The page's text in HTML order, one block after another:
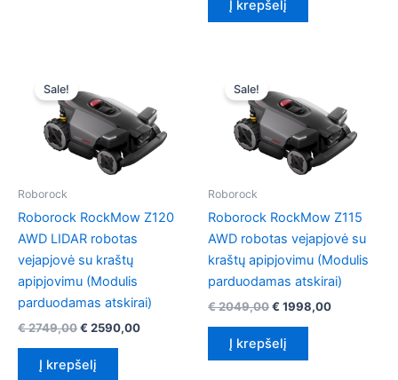
€ 3049,00.
Į krepšelį
Sale!
Roborock
Roborock RockMow Z120
AWD LIDAR robotas
vejapjovė su kraštų
apipjovimu (Modulis
parduodamas atskirai)
€2749,00Original
was:
€ 2749,00.
€ 2590,00Current
Į krepšelį
Sale!
Roborock
Roborock RockMow Z115
AWD robotas vejapjovė su
kraštų apipjovimu (Modulis
parduodamas atskirai)
€2049,00Original
was:
€ 2049,00.
€ 1998,00Current
Į krepšelį